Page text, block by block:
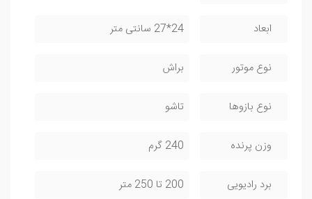
ابعاد 24*27 سانتی متر
نوع موتور براش
نوع بازوها تاشو
وزن پرنده 240 گرم
برد رادیویی 200 تا 250 متر